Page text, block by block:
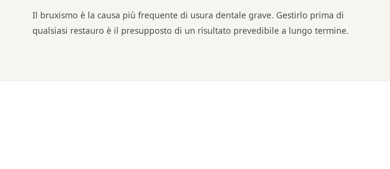
Il bruxismo è la causa più frequente di usura dentale grave. Gestirlo prima di
qualsiasi restauro è il presupposto di un risultato prevedibile a lungo termine.